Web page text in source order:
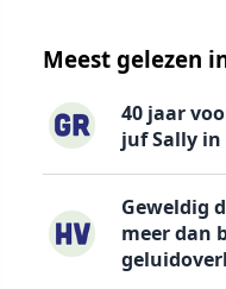
Meest gelezen
40 jaar
juf Sally
Geweldig
meer dan